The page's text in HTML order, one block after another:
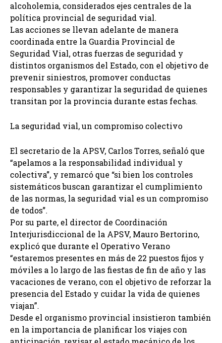
alcoholemia, considerados ejes centrales de la
política provincial de seguridad vial.
Las acciones se llevan adelante de manera
coordinada entre la Guardia Provincial de
Seguridad Vial, otras fuerzas de seguridad y
distintos organismos del Estado, con el objetivo de
prevenir siniestros, promover conductas
responsables y garantizar la seguridad de quienes
transitan por la provincia durante estas fechas.
La seguridad vial, un compromiso colectivo
El secretario de la APSV, Carlos Torres, señaló que
“apelamos a la responsabilidad individual y
colectiva”, y remarcó que “si bien los controles
sistemáticos buscan garantizar el cumplimiento
de las normas, la seguridad vial es un compromiso
de todos”.
Por su parte, el director de Coordinación
Interjurisdiccional de la APSV, Mauro Bertorino,
explicó que durante el Operativo Verano
“estaremos presentes en más de 22 puestos fijos y
móviles a lo largo de las fiestas de fin de año y las
vacaciones de verano, con el objetivo de reforzar la
presencia del Estado y cuidar la vida de quienes
viajan”.
Desde el organismo provincial insistieron también
en la importancia de planificar los viajes con